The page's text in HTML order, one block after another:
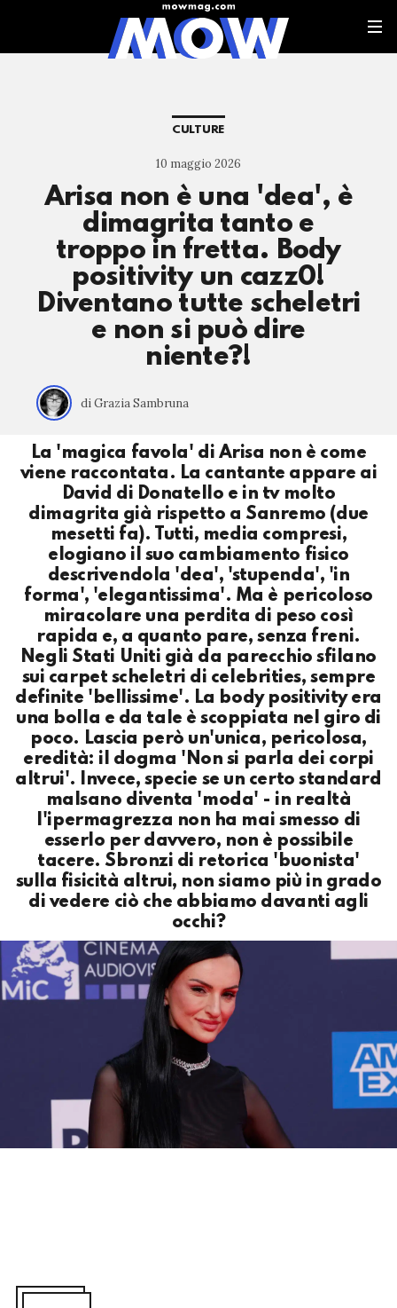
CULTURE
10 maggio 2026
Arisa non è una 'dea', è
dimagrita tanto e
troppo in fretta. Body
positivity un cazz0!
Diventano tutte scheletri
e non si può dire
niente?!
di Grazia Sambruna
La 'magica favola' di Arisa non è come
viene raccontata. La cantante appare ai
David di Donatello e in tv molto
dimagrita già rispetto a Sanremo (due
mesetti fa). Tutti, media compresi,
elogiano il suo cambiamento fisico
descrivendola 'dea', 'stupenda', 'in
forma', 'elegantissima'. Ma è pericoloso
miracolare una perdita di peso così
rapida e, a quanto pare, senza freni.
Negli Stati Uniti già da parecchio sfilano
sui carpet scheletri di celebrities, sempre
definite 'bellissime'. La body positivity era
una bolla e da tale è scoppiata nel giro di
poco. Lascia però un'unica, pericolosa,
eredità: il dogma 'Non si parla dei corpi
altrui'. Invece, specie se un certo standard
malsano diventa 'moda' - in realtà
l'ipermagrezza non ha mai smesso di
esserlo per davvero, non è possibile
tacere. Sbronzi di retorica 'buonista'
sulla fisicità altrui, non siamo più in grado
di vedere ciò che abbiamo davanti agli
occhi?